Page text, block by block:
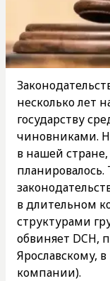
несколько лет
государству
чиновниками.
в нашей
в длительном
структурами
обвиняет DCH,
Ярославскому,
компании).